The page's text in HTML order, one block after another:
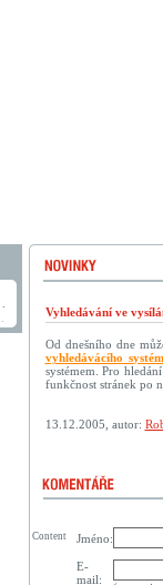
Vyhledávání ve
Od dnešního dne
vyhledávácího
systémem. Pro
funkčnost stránek po
13.12.2005, autor:
Jméno:
E-
mail:
Content